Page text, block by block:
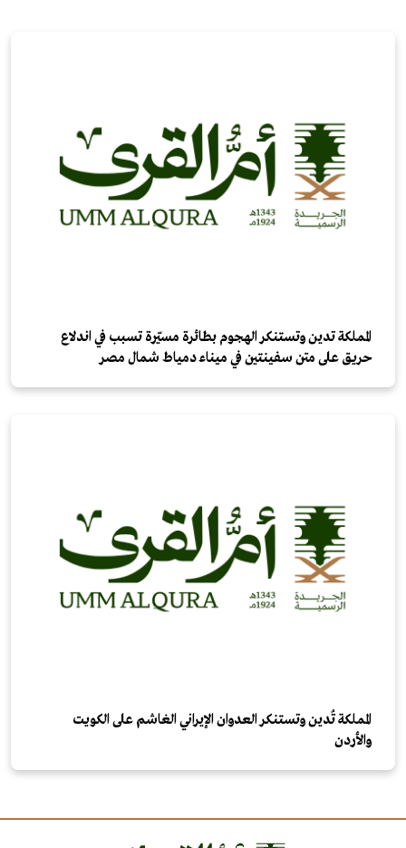
المملكة تدين وتستنكر الهجوم بطائرة مسيّرة تسبب في اندلاع
حريق على متن سفينتين في ميناء دمياط شمال مصر
المملكة تُدين وتستنكر العدوان الإيراني الغاشم على الكويت
والأردن